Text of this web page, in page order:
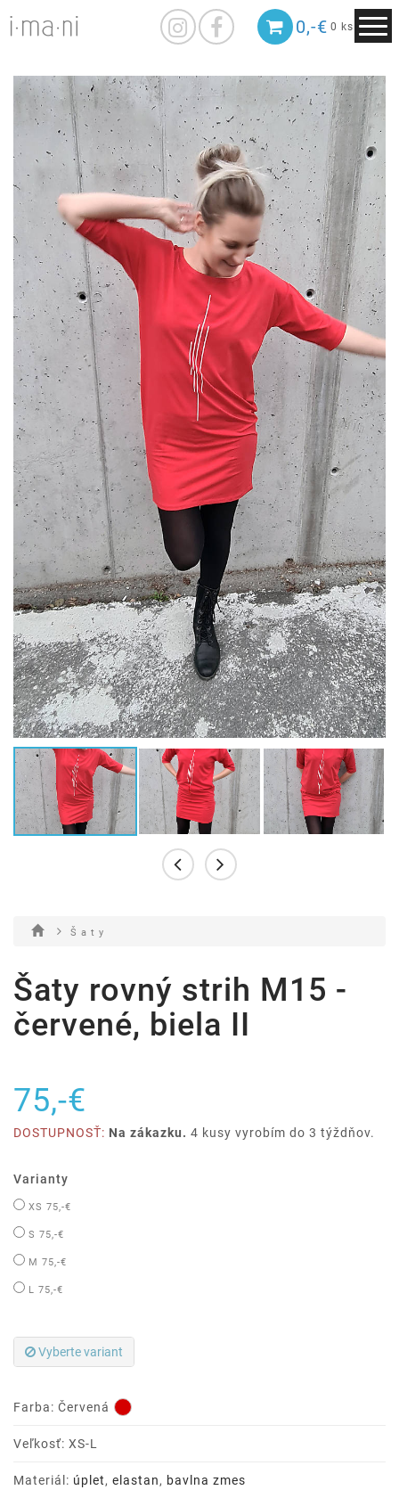
0,-€ 0 ks
Š a t y
Šaty rovný strih M15 -
červené, biela II
75,-€
DOSTUPNOSŤ: Na zákazku. 4 kusy vyrobím do 3 týždňov.
Varianty
XS 75,-€
S 75,-€
M 75,-€
L 75,-€
Vyberte variant
Farba: Červená
Veľkosť: XS-L
Materiál: úplet, elastan, bavlna zmes